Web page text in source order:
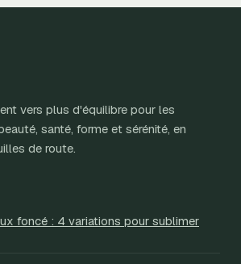
bien
sans jamais avoir
vers plus d'équilibre pour les
santé, forme et sérénité, en
de route.
foncé : 4 variations pour sublimer